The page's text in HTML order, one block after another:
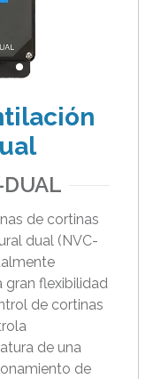
o
c
r
y
r
r
a
s
t
r
r
de cortinas
dual (NVC-
gran flexibilidad
de cortinas
de una
de